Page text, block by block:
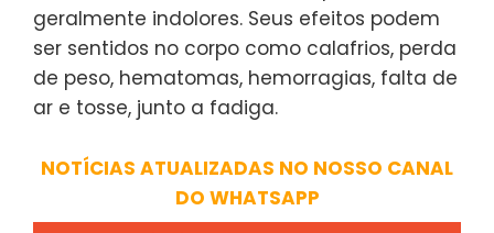
geralmente indolores. Seus efeitos podem
ser sentidos no corpo como calafrios, perda
de peso, hematomas, hemorragias, falta de
ar e tosse, junto a fadiga.
NOTÍCIAS ATUALIZADAS NO NOSSO CANAL
DO WHATSAPP